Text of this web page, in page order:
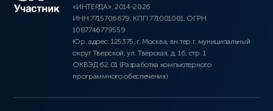
«ИНТЕРДА», 2014-2026
ИНН 7715706679, КПП 771001001, ОГРН
1087746779559
Юр. адрес: 125375, г. Москва, вн.тер.г. муниципальный
округ Тверской, ул. Тверская, д. 16, стр. 1
ОКВЭД 62.01 (Разработка компьютерного
программного обеспечения)